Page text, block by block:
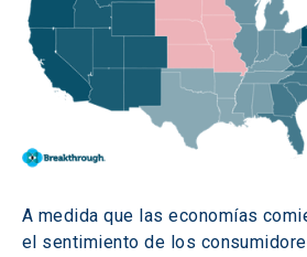
A medida que las economías
el sentimiento de los